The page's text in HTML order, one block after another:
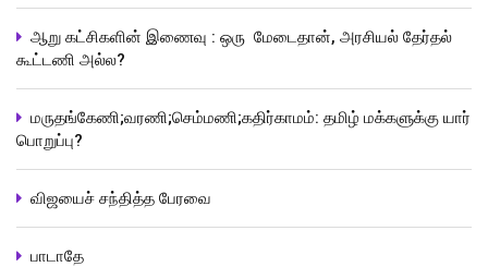
ஆறு கட்சிகளின் இணைவு : ஒரு மேடைதான், அரசியல் தேர்தல்
கூட்டணி அல்ல?
மருதங்கேணி;வரணி;செம்மணி;கதிர்காமம்: தமிழ் மக்களுக்கு யார்
பொறுப்பு?
விஜயைச் சந்தித்த பேரவை
பாடாதே